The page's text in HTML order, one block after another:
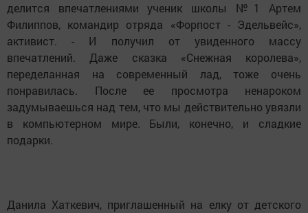
делится впечатлениями ученик школы №1 Артем
Филиппов, командир отряда «Форпост - Эдельвейс»,
активист. - И получил от увиденного массу
впечатлений. Даже сказка «Снежная королева»,
переделанная на современный лад, тоже очень
понравилась. После ее просмотра ненароком
задумываешься над тем, что мы действительно увязли
в компьютерном мире. Были, конечно, и сладкие
подарки.
Данила Хаткевич, приглашенный на елку от детского